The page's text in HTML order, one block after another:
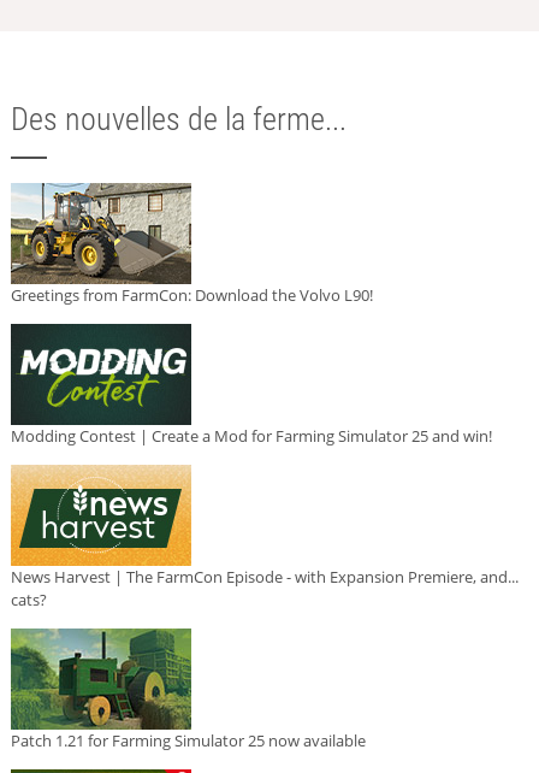
Des nouvelles de la ferme...
Greetings from FarmCon: Download the Volvo L90!
Modding Contest | Create a Mod for Farming Simulator 25 and win!
News Harvest | The FarmCon Episode - with Expansion Premiere, and...
cats?
Patch 1.21 for Farming Simulator 25 now available